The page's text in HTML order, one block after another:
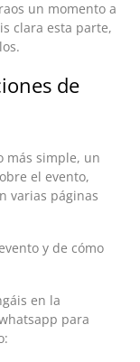
un momento a
clara esta parte,
de
más simple, un
el evento,
varias páginas
y de cómo
en la
para